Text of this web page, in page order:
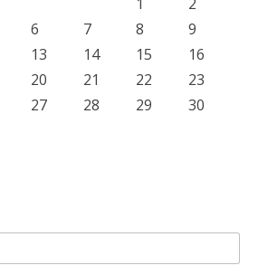
6 7 8
9
13 14 15
16
20 21 22
23
27 28 29
30